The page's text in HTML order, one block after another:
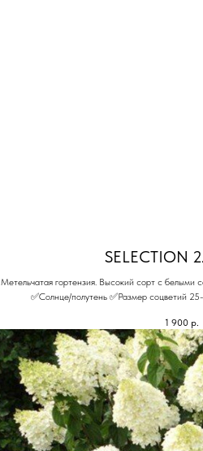
SELECTION
Метельчатая гортензия. Высокий сорт с
✅Солнце/полутень ✅Размер соцветий
1 900 р.